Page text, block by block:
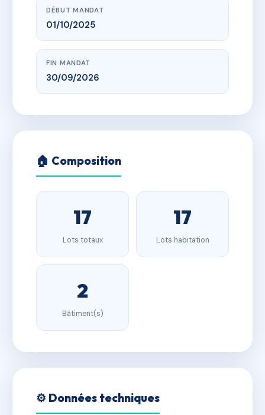
DÉBUT MANDAT
01/10/2025
FIN MANDAT
30/09/2026
🏠 Composition
17
Lots totaux
17
Lots habitation
2
Bâtiment(s)
⚙️ Données techniques